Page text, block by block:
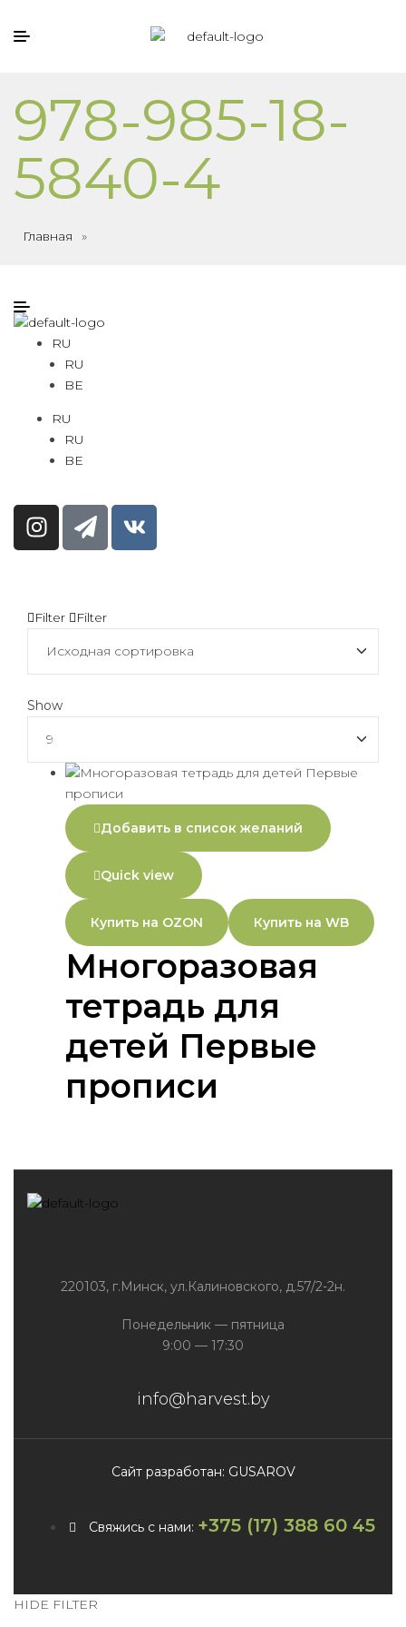
978-985-18-
5840-4
Главная »
RU
RU
BE
RU
RU
BE
Filter Filter
Show
Добавить в список желаний
Quick view
Купить на OZON Купить на WB
Многоразовая
тетрадь для
детей Первые
прописи
220103, г.Минск, ул.Калиновского, д.57/2-2н.
Понедельник — пятница
9:00 — 17:30
info@harvest.by
Сайт разработан: GUSAROV
Свяжись с нами: +375 (17) 388 60 45
HIDE FILTER